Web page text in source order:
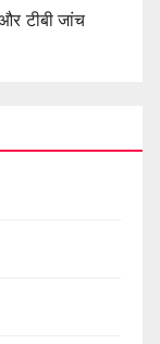
टीबी जांच